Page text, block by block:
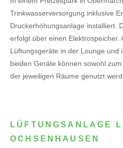
Trinkwasserversorgung inklusive
Druckerhöhungsanlage installiert.
erfolgt über einen Elektrospeicher.
Lüftungsgeräte in der Lounge und
beiden Geräte können sowohl
der jeweiligen Räume genutzt
LÜFTUNGSANLAGE
OCHSENHAUSEN